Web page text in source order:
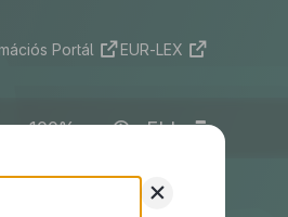
Portál EUR-LEX
ELI
+